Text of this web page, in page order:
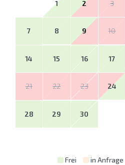
1 2 3
7 8 9 10
14 15 16 17
21 22 23 24
28 29 30
Frei in Anfrage